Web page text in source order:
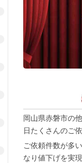
岡山県赤磐市の
日たくさんのご
ご依頼件数が多
なり値下げを実